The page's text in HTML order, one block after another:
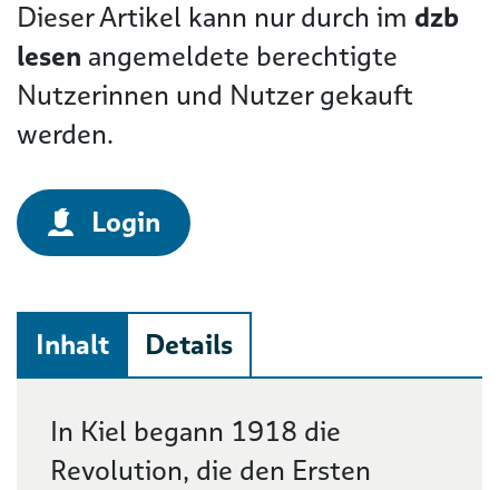
Dieser Artikel kann nur durch im dzb
lesen angemeldete berechtigte
Nutzerinnen und Nutzer gekauft
werden.
Login
Inhalt Details
Beschreibung
In Kiel begann 1918 die
Revolution, die den Ersten